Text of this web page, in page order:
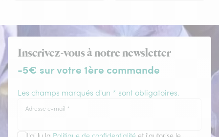
Inscrivez-vous à notre newsletter
-5€ sur votre 1ère commande
Les champs marqués d'un * sont obligatoires.
Adresse e-mail *